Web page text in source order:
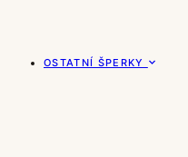
OSTATNÍ ŠPERKY